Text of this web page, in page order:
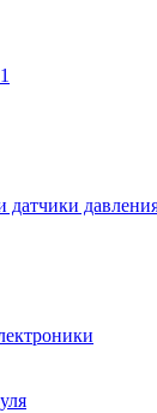
датчики